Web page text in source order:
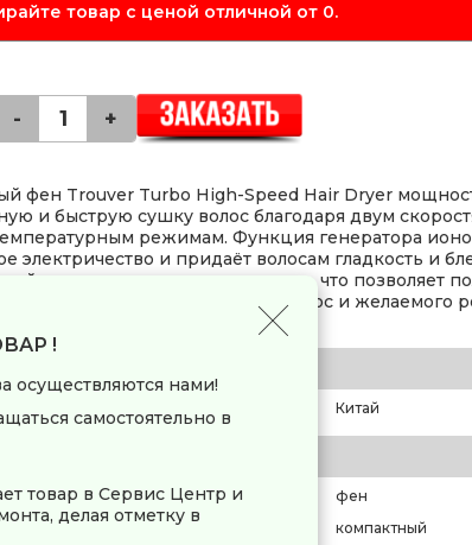
товар с ценой отличной от 0.
- +
фен Trouver Turbo High-Speed Hair Dryer
и быструю сушку волос благодаря двум
режимам. Функция генератора
электричество и придаёт волосам гладкость и
нагрева и воздушного потока, что позволяет
сушки в зависимости от типа волос и желаемого
Китай
фен
компактный
!
осуществляются нами!
самостоятельно в
товар в Сервис Центр и
делая отметку в